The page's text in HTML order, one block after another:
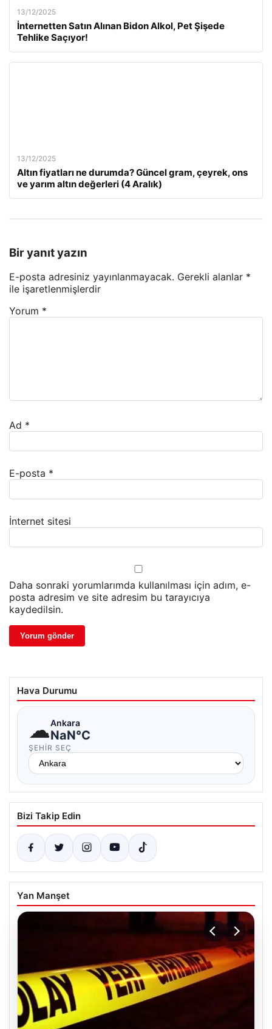
13/12/2025
İnternetten Satın Alınan Bidon Alkol, Pet Şişede
Tehlike Saçıyor!
13/12/2025
Altın fiyatları ne durumda? Güncel gram, çeyrek, ons
ve yarım altın değerleri (4 Aralık)
Bir yanıt yazın
E-posta adresiniz yayınlanmayacak. Gerekli alanlar *
ile işaretlenmişlerdir
Yorum *
Ad *
E-posta *
İnternet sitesi
Daha sonraki yorumlarımda kullanılması için adım, e-
posta adresim ve site adresim bu tarayıcıya
kaydedilsin.
Hava Durumu
☁Ankara
NaN°C
ŞEHIR SEÇ
Bizi Takip Edin
Yan Manşet